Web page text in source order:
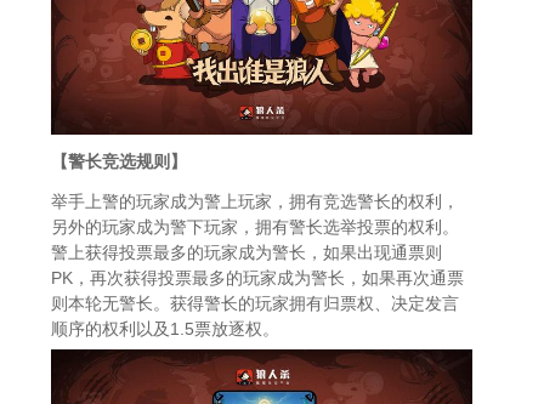
【警长竞选规则】
举手上警的玩家成为警上玩家，拥有竞选警长的权利，
另外的玩家成为警下玩家，拥有警长选举投票的权利。
警上获得投票最多的玩家成为警长，如果出现通票则
PK，再次获得投票最多的玩家成为警长，如果再次通票
则本轮无警长。获得警长的玩家拥有归票权、决定发言
顺序的权利以及1.5票放逐权。